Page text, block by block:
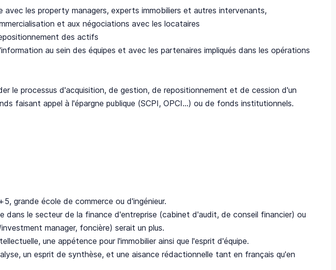
les property managers, experts immobiliers et autres intervenants,
et aux négociations avec les locataires
des actifs
au sein des équipes et avec les partenaires impliqués dans les opérations
le processus d'acquisition, de gestion, de repositionnement et de cession d'un
faisant appel à l'épargne publique (SCPI, OPCI...) ou de fonds institutionnels.
grande école de commerce ou d'ingénieur.
dans le secteur de la finance d'entreprise (cabinet d'audit, de conseil financier) ou
manager, foncière) serait un plus.
une appétence pour l'immobilier ainsi que l'esprit d'équipe.
un esprit de synthèse, et une aisance rédactionnelle tant en français qu'en